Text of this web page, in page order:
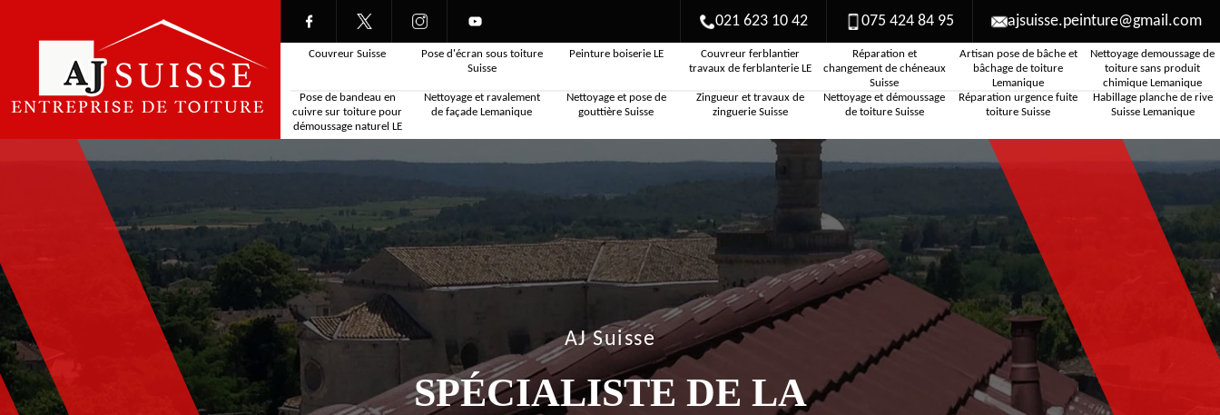
021 623 10 42 075 424 84 95 ajsuisse.peinture@gmail.com
Couvreur Suisse
Pose d'écran sous toiture
Suisse
Peinture boiserie LE
Couvreur ferblantier
travaux de ferblanterie LE
Réparation et
changement de chéneaux
Suisse
Artisan pose de bâche et
bâchage de toiture
Lemanique
Nettoyage demoussage de
toiture sans produit
chimique Lemanique
Pose de bandeau en
cuivre sur toiture pour
démoussage naturel LE
Nettoyage et ravalement
de façade Lemanique
Nettoyage et pose de
gouttière Suisse
Zingueur et travaux de
zinguerie Suisse
Nettoyage et démoussage
de toiture Suisse
Réparation urgence fuite
toiture Suisse
Habillage planche de rive
Suisse Lemanique
AJ Suisse
SPÉCIALISTE DE LA